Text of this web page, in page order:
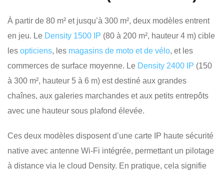
À partir de 80 m² et jusqu’à 300 m², deux modèles entrent
en jeu. Le Density 1500 IP (80 à 200 m², hauteur 4 m) cible
les opticiens, les magasins de moto et de vélo, et les
commerces de surface moyenne. Le Density 2400 IP (150
à 300 m², hauteur 5 à 6 m) est destiné aux grandes
chaînes, aux galeries marchandes et aux petits entrepôts
avec une hauteur sous plafond élevée.
Ces deux modèles disposent d’une carte IP haute sécurité
native avec antenne Wi-Fi intégrée, permettant un pilotage
à distance via le cloud Density. En pratique, cela signifie